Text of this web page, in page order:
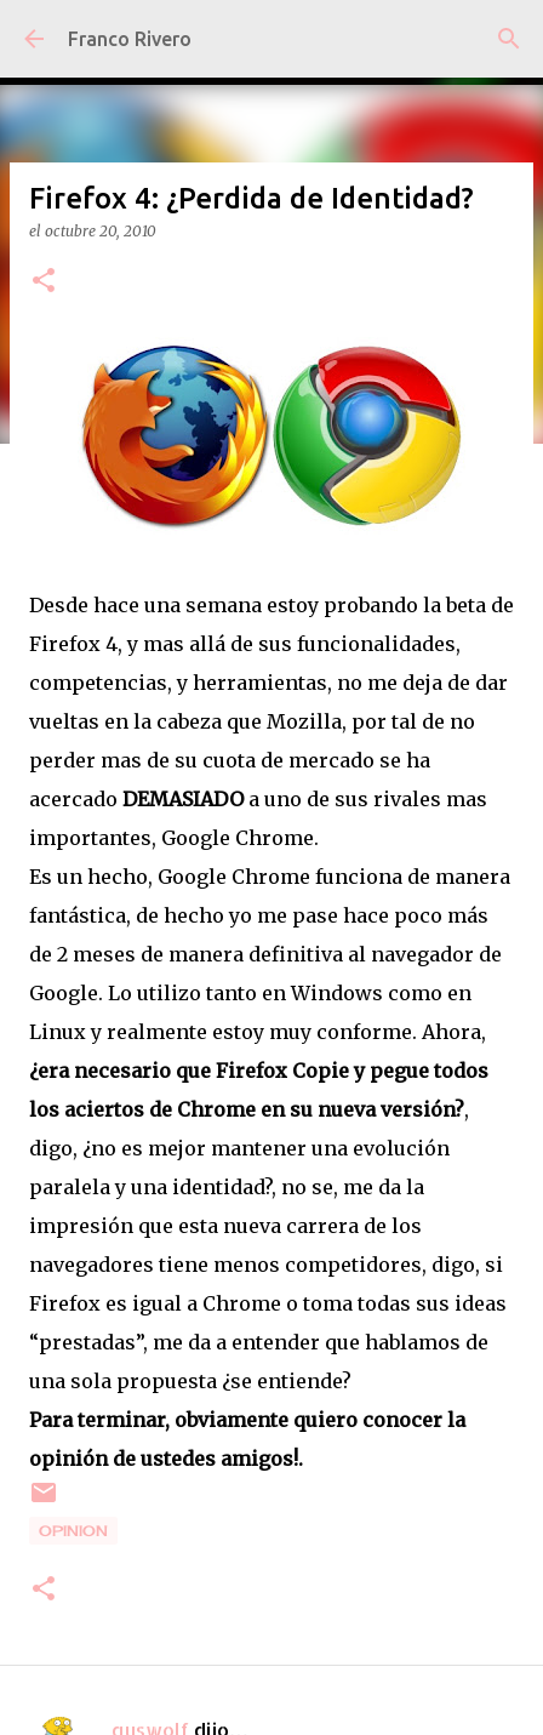
Ir al contenido principal
Franco Rivero
Firefox 4: ¿Perdida de Identidad?
el octubre 20, 2010
Desde hace una semana estoy probando la beta de
Firefox 4, y mas allá de sus funcionalidades,
competencias, y herramientas, no me deja de dar
vueltas en la cabeza que Mozilla, por tal de no
perder mas de su cuota de mercado se ha
acercado DEMASIADO a uno de sus rivales mas
importantes, Google Chrome.
Es un hecho, Google Chrome funciona de manera
fantástica, de hecho yo me pase hace poco más
de 2 meses de manera definitiva al navegador de
Google. Lo utilizo tanto en Windows como en
Linux y realmente estoy muy conforme. Ahora,
¿era necesario que Firefox Copie y pegue todos
los aciertos de Chrome en su nueva versión?,
digo, ¿no es mejor mantener una evolución
paralela y una identidad?, no se, me da la
impresión que esta nueva carrera de los
navegadores tiene menos competidores, digo, si
Firefox es igual a Chrome o toma todas sus ideas
“prestadas”, me da a entender que hablamos de
una sola propuesta ¿se entiende?
Para terminar, obviamente quiero conocer la
opinión de ustedes amigos!.
OPINION
guswolf dijo…